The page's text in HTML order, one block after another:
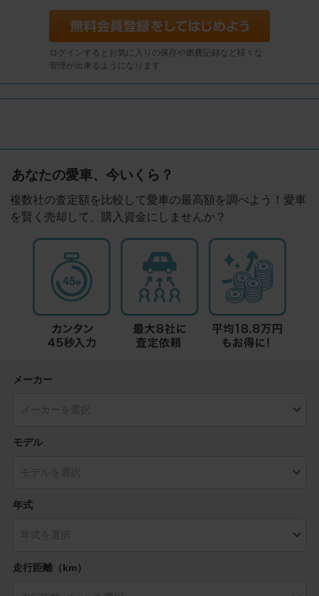
ログインするとお気に入りの保存や燃費記録など様々な
管理が出来るようになります
あなたの愛車、今いくら？
複数社の査定額を比較して愛車の最高額を調べよう！愛車
を賢く売却して、購入資金にしませんか？
メーカー
モデル
年式
走行距離（km）